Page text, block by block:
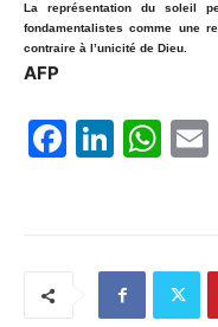
La représentation du soleil
fondamentalistes comme une
contraire à l’unicité de Dieu.
AFP
F
Li
dI
W
A